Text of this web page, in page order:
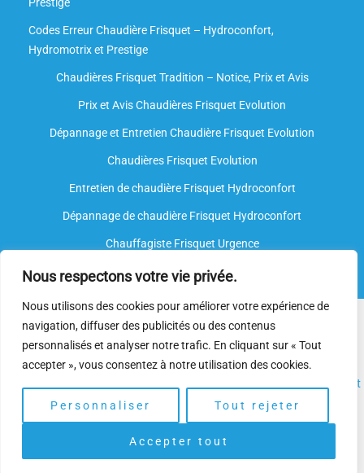
Nous respectons votre vie privée.
Nous utilisons des cookies pour améliorer votre expérience de
navigation, diffuser des publicités ou des contenus
personnalisés et analyser notre trafic. En cliquant sur « Tout
accepter », vous consentez à notre utilisation des cookies.
Personnaliser Tout rejeter
Accepter tout
Codes Erreur Chaudière Frisquet – Hydroconfort,
Hydromotrix et Prestige
Chaudières Frisquet Tradition – Notice, Prix et Avis
Prix et Avis Chaudières Frisquet Evolution
Dépannage et Entretien Chaudière Frisquet Evolution​
Chaudières Frisquet Evolution
Entretien de chaudière Frisquet Hydroconfort
Dépannage de chaudière Frisquet Hydroconfort
Chauffagiste Frisquet Urgence
Nous intervenons sur toutes les marques de chauffe-eau, mais
nous ne sommespas agréés par le fabricant. Nosplombiers
spécialisésdisposent néanmoins de l’expertise et des
et
le
dépannage.
Copyright © 2025 | Depannage Chaudiere. Gaz Frisquet